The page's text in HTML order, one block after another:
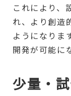
これにより、
れ、より創造
ようになりま
開発が可能に
少量・